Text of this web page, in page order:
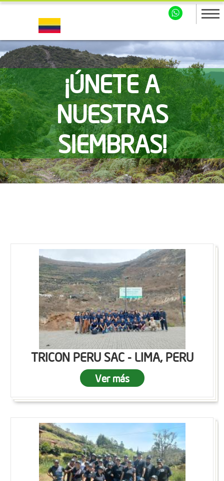
¡ÚNETE A
NUESTRAS
SIEMBRAS!
TRICON PERU SAC - LIMA, PERU
Ver más